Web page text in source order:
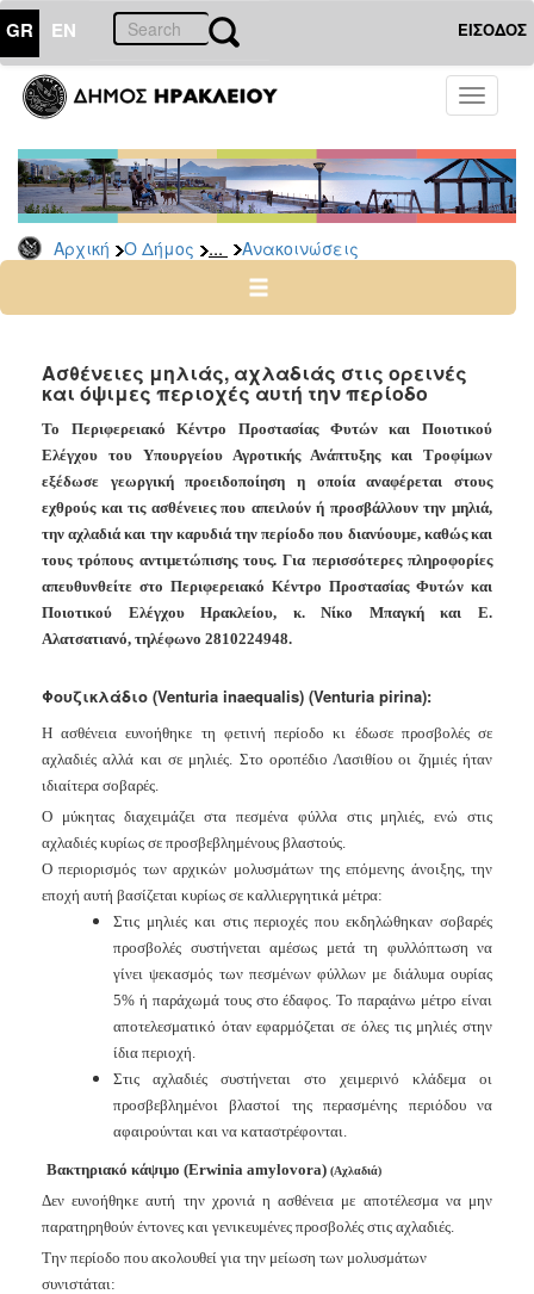
GR EN ΕΙΣΟΔΟΣ
Toggle
Αρχική Ο Δήμος ... Ανακοινώσεις
ΔΗΜΟΣ
Υπηρεσίες
&
Φορείς
Δημοτικές
Υπηρεσίες
Ηλεκτρονική
Διακυβέρνηση
Σχολικές
Επιτροπές
Αγροτική
Ανάπτυξη
Ανακοινώσεις
Προγράμματα
Προσχολική
Αγωγή
Οικογένειας
ΤΟΠΟΣ
Ασθένειες μηλιάς, αχλαδιάς στις ορεινές
και όψιμες περιοχές αυτή την περίοδο
Το Περιφερειακό Κέντρο Προστασίας Φυτών και Ποιοτικού
Ελέγχου του Υπουργείου Αγροτικής Ανάπτυξης και Τροφίμων
εξέδωσε γεωργική προειδοποίηση η οποία αναφέρεται στους
εχθρούς και τις ασθένειες που απειλούν ή προσβάλλουν την μηλιά,
την αχλαδιά και την καρυδιά την περίοδο που διανύουμε, καθώς και
τους τρόπους αντιμετώπισης τους. Για περισσότερες πληροφορίες
απευθυνθείτε στο Περιφερειακό Κέντρο Προστασίας Φυτών και
Ποιοτικού Ελέγχου Ηρακλείου, κ. Νίκο Μπαγκή και Ε.
Αλατσατιανό, τηλέφωνο 2810224948.
Φουζικλάδιο (Venturia inaequalis) (Venturia pirina):
Η ασθένεια ευνοήθηκε τη φετινή περίοδο κι έδωσε προσβολές σε
αχλαδιές αλλά και σε μηλιές. Στο οροπέδιο Λασιθίου οι ζημιές ήταν
ιδιαίτερα σοβαρές.
Ο μύκητας διαχειμάζει στα πεσμένα φύλλα στις μηλιές, ενώ στις
αχλαδιές κυρίως σε προσβεβλημένους βλαστούς.
Ο περιορισμός των αρχικών μολυσμάτων της επόμενης άνοιξης, την
εποχή αυτή βασίζεται κυρίως σε καλλιεργητικά μέτρα:
Στις μηλιές και στις περιοχές που εκδηλώθηκαν σοβαρές
προσβολές συστήνεται αμέσως μετά τη φυλλόπτωση να
γίνει ψεκασμός των πεσμένων φύλλων με διάλυμα ουρίας
5% ή παράχωμά τους στο έδαφος. Το παρα̟άνω μέτρο είναι
αποτελεσματικό όταν εφαρμόζεται σε όλες τις μηλιές στην
ίδια περιοχή.
Στις αχλαδιές συστήνεται στο χειμερινό κλάδεμα οι
προσβεβλημένοι βλαστοί της περασμένης περιόδου να
αφαιρούνται και να καταστρέφονται.
Βακτηριακό κάψιμο (Erwinia amylovora) (Αχλαδιά)
Δεν ευνοήθηκε αυτή την χρονιά η ασθένεια με αποτέλεσμα να μην
παρατηρηθούν έντονες και γενικευμένες προσβολές στις αχλαδιές.
Την περίοδο που ακολουθεί για την μείωση των μολυσμάτων
συνιστάται: